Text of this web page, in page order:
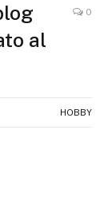
al
0
HOBBY